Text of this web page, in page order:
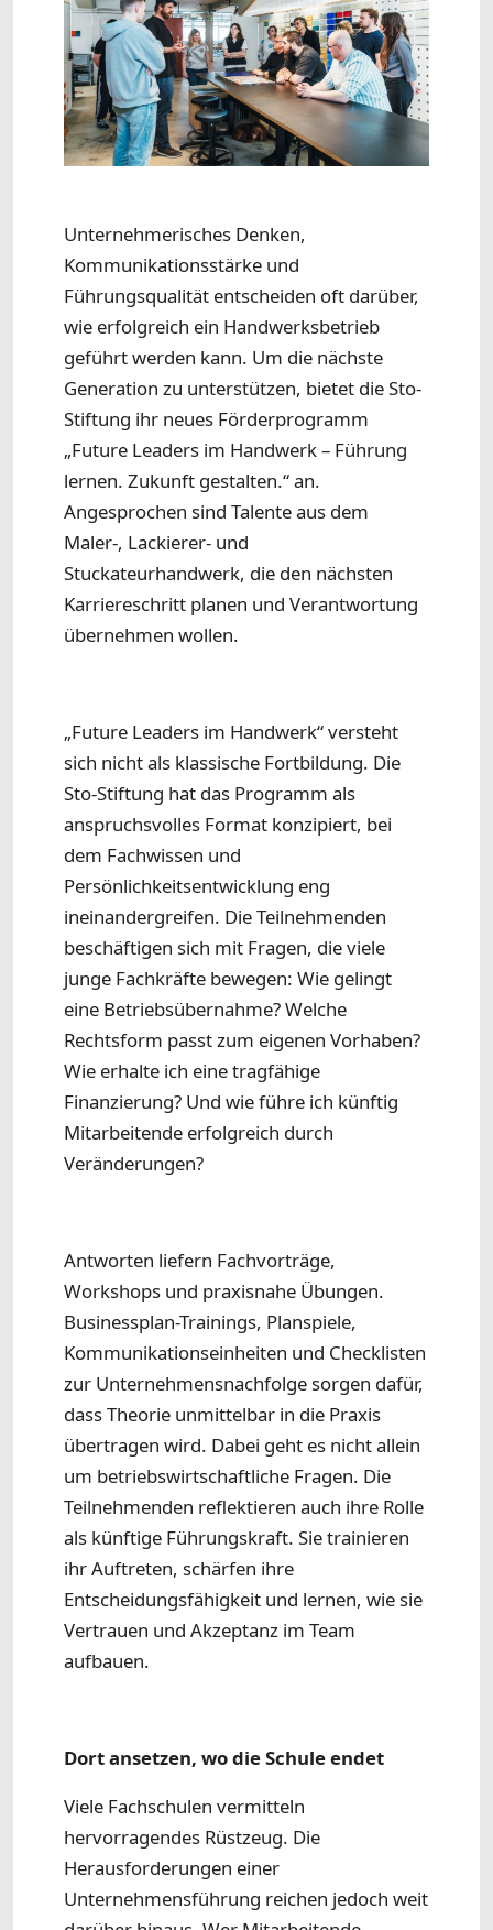
Unternehmerisches Denken,
Kommunikationsstärke und
Führungsqualität entscheiden oft darüber,
wie erfolgreich ein Handwerksbetrieb
geführt werden kann. Um die nächste
Generation zu unterstützen, bietet die Sto-
Stiftung ihr neues Förderprogramm
„Future Leaders im Handwerk – Führung
lernen. Zukunft gestalten.“ an.
Angesprochen sind Talente aus dem
Maler-, Lackierer- und
Stuckateurhandwerk, die den nächsten
Karriereschritt planen und Verantwortung
übernehmen wollen.
„Future Leaders im Handwerk“ versteht
sich nicht als klassische Fortbildung. Die
Sto-Stiftung hat das Programm als
anspruchsvolles Format konzipiert, bei
dem Fachwissen und
Persönlichkeitsentwicklung eng
ineinandergreifen. Die Teilnehmenden
beschäftigen sich mit Fragen, die viele
junge Fachkräfte bewegen: Wie gelingt
eine Betriebsübernahme? Welche
Rechtsform passt zum eigenen Vorhaben?
Wie erhalte ich eine tragfähige
Finanzierung? Und wie führe ich künftig
Mitarbeitende erfolgreich durch
Veränderungen?
Antworten liefern Fachvorträge,
Workshops und praxisnahe Übungen.
Businessplan-Trainings, Planspiele,
Kommunikationseinheiten und Checklisten
zur Unternehmensnachfolge sorgen dafür,
dass Theorie unmittelbar in die Praxis
übertragen wird. Dabei geht es nicht allein
um betriebswirtschaftliche Fragen. Die
Teilnehmenden reflektieren auch ihre Rolle
als künftige Führungskraft. Sie trainieren
ihr Auftreten, schärfen ihre
Entscheidungsfähigkeit und lernen, wie sie
Vertrauen und Akzeptanz im Team
aufbauen.
Dort ansetzen, wo die Schule endet
Viele Fachschulen vermitteln
hervorragendes Rüstzeug. Die
Herausforderungen einer
Unternehmensführung reichen jedoch weit